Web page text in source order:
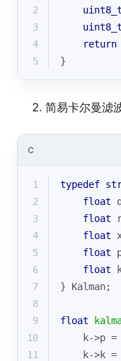
2
uint8_t
3
uint8_t
4
return
5
}
简易卡尔曼滤
C
1 typedef
2
float
3
float
4
float
5
float
6
float
7
} Kalman;
8
9
float
10
k->p =
11
k->k =